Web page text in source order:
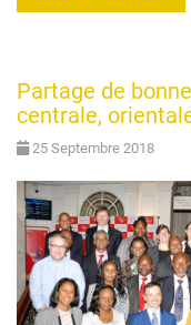
Partage de
centrale,
25 Septembre 2018